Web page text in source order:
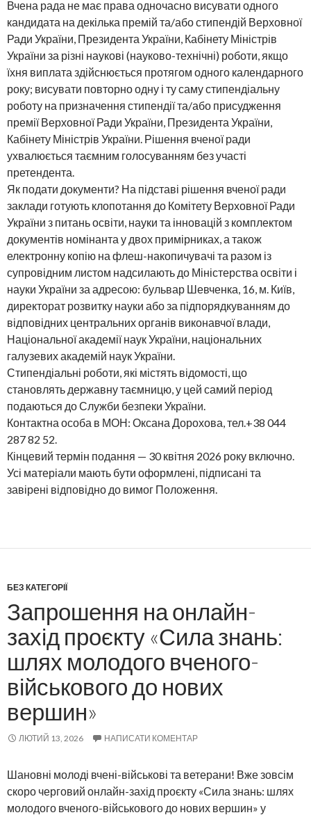
Вчена рада не має права одночасно висувати одного
кандидата на декілька премій та/або стипендій Верховної
Ради України, Президента України, Кабінету Міністрів
України за різні наукові (науково-технічні) роботи, якщо
їхня виплата здійснюється протягом одного календарного
року; висувати повторно одну і ту саму стипендіальну
роботу на призначення стипендії та/або присудження
премії Верховної Ради України, Президента України,
Кабінету Міністрів України. Рішення вченої ради
ухвалюється таємним голосуванням без участі
претендента.
Як подати документи? На підставі рішення вченої ради
заклади готують клопотання до Комітету Верховної Ради
України з питань освіти, науки та інновацій з комплектом
документів номінанта у двох примірниках, а також
електронну копію на флеш-накопичувачі та разом із
супровідним листом надсилають до Міністерства освіти і
науки України за адресою: бульвар Шевченка, 16, м. Київ,
директорат розвитку науки або за підпорядкуванням до
відповідних центральних органів виконавчої влади,
Національної академії наук України, національних
галузевих академій наук України.
Стипендіальні роботи, які містять відомості, що
становлять державну таємницю, у цей самий період
подаються до Служби безпеки України.
Контактна особа в МОН: Оксана Дорохова, тел.+38 044
287 82 52.
Кінцевий термін подання — 30 квітня 2026 року включно.
Усі матеріали мають бути оформлені, підписані та
завірені відповідно до вимог Положення.
БЕЗ КАТЕГОРІЇ
Запрошення на онлайн-
захід проєкту «Сила знань:
шлях молодого вченого-
військового до нових
вершин»
ЛЮТИЙ 13, 2026 НАПИСАТИ КОМЕНТАР
Шановні молоді вчені-військові та ветерани! Вже зовсім
скоро черговий онлайн-захід проєкту «Сила знань: шлях
молодого вченого-військового до нових вершин» у